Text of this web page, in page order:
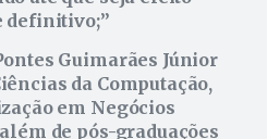
definitivo;
Guimarães Júnior
da Computação,
em Negócios
de pós-graduações